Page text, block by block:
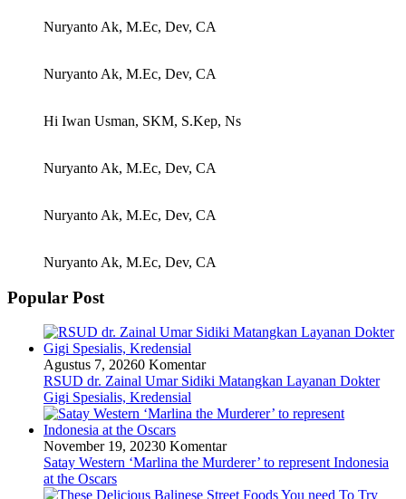
Nuryanto Ak, M.Ec, Dev, CA
Nuryanto Ak, M.Ec, Dev, CA
Hi Iwan Usman, SKM, S.Kep, Ns
Nuryanto Ak, M.Ec, Dev, CA
Nuryanto Ak, M.Ec, Dev, CA
Nuryanto Ak, M.Ec, Dev, CA
Popular Post
Agustus 7, 20260 Komentar
RSUD dr. Zainal Umar Sidiki Matangkan Layanan Dokter
Gigi Spesialis, Kredensial
November 19, 20230 Komentar
Satay Western ‘Marlina the Murderer’ to represent Indonesia
at the Oscars